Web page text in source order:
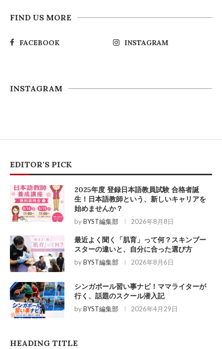
FIND US MORE
FACEBOOK INSTAGRAM
INSTAGRAM
EDITOR'S PICK
2025年度 登録日本語教員試験 合格者誕
生！日本語教師という、新しいキャリアを
始めませんか？
byBYST編集部 2026年8月8日
最近よく聞く「肌育」って何？スキンブー
スターの違いと、自分に合った選び方
byBYST編集部 2026年8月6日
シンガポール習い事ナビ！ママライターが
行く、話題のスクール潜入記
byBYST編集部 2026年4月29日
HEADING TITLE